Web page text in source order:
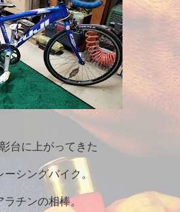
台に上がってきた
ーシングバイク。
ラチンの相棒。